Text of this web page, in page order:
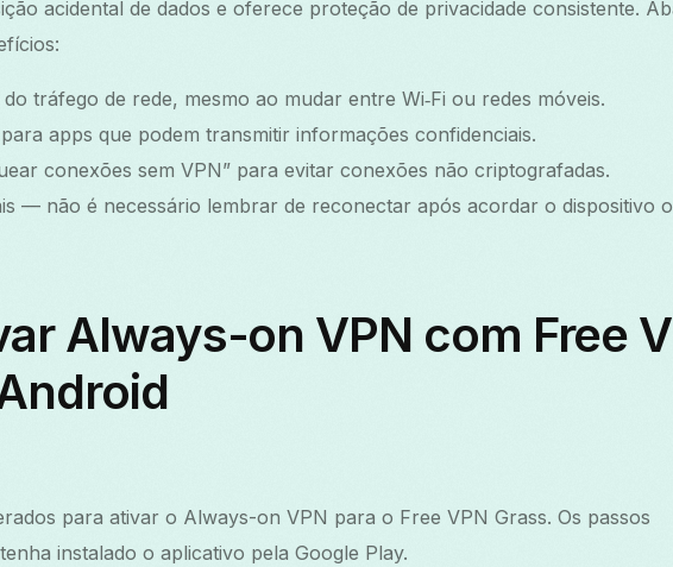
acidental de dados e oferece proteção de privacidade consistente.
tráfego de rede, mesmo ao mudar entre Wi‑Fi ou redes móveis.
apps que podem transmitir informações confidenciais.
conexões sem VPN” para evitar conexões não criptografadas.
— não é necessário lembrar de reconectar após acordar o dispositivo
Always-on VPN com Free
para ativar o Always-on VPN para o Free VPN Grass. Os passos
instalado o aplicativo pela Google Play.